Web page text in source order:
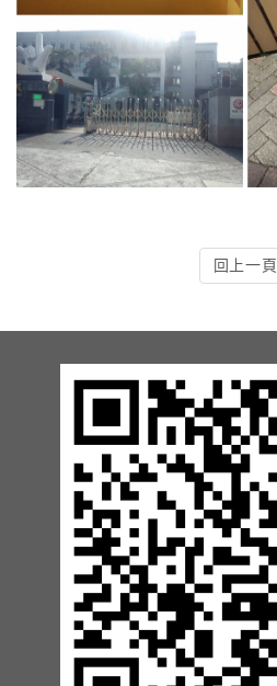
9.車位在席導引系列實績
10.反向尋車系統實績
11.周邊配備-紅綠燈實績
12.周邊配備-滿車燈箱實績
14.邊配備-車輪檔實績
17.周邊配備-方向指示實績
18.周邊配備-車位架實績
20.智能汽機車充電樁設備實績
21.車道資訊看板實績
回上一頁